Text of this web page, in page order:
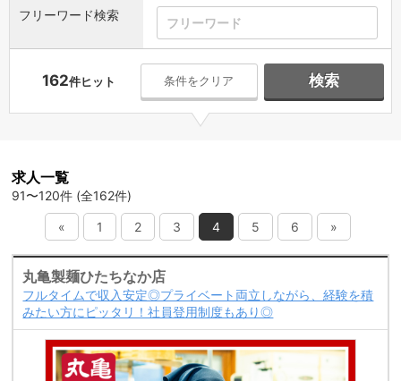
フリーワード検索
162件ヒット 条件をクリア 検索
求人一覧
91〜120件 (全162件)
« 1 2 3 4 5 6 »
丸亀製麺ひたちなか店
フルタイムで収入安定◎プライベート両立しながら、経験を積
みたい方にピッタリ！社員登用制度もあり◎